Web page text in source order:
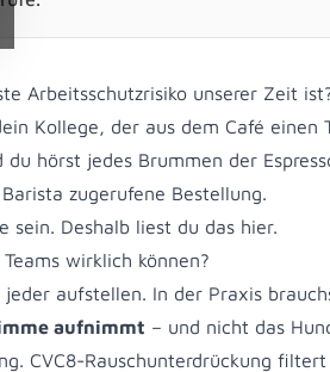
Arbeitsschutzrisiko unserer Zeit
Kollege, der aus dem Café einen
hörst jedes Brummen der
zugerufene Bestellung.
sein. Deshalb liest du das hier.
wirklich können?
aufstellen. In der Praxis
aufnimmt – und nicht das
CVC8-Rauschunterdrückung